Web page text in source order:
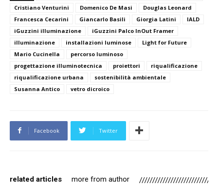
Cristiano Venturini
Domenico De Masi
Douglas Leonard
Francesca Cecarini
Giancarlo Basili Giorgia Latini
IALD
iGuzzini illuminazione
iGuzzini Palco InOut Framer
illuminazione
installazioni luminose
Light for Future
Mario Cucinella
percorso luminoso
progettazione illuminotecnica
proiettori
riqualificazione
riqualificazione urbana
sostenibilità ambientale
Susanna Antico
vetro dicroico
Facebook Twitter
related articles more from author